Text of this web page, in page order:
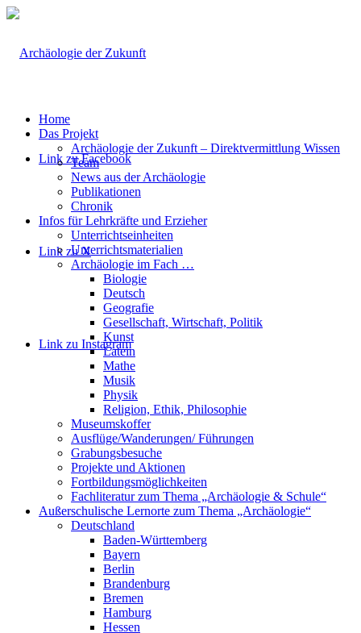
Link zu Facebook
Link zu X
Link zu Instagram
Home
Das Projekt
Archäologie der Zukunft – Direktvermittlung Wissen
Team
News aus der Archäologie
Publikationen
Chronik
Infos für Lehrkräfte und Erzieher
Unterrichtseinheiten
Unterrichtsmaterialien
Archäologie im Fach …
Biologie
Deutsch
Geografie
Gesellschaft, Wirtschaft, Politik
Kunst
Latein
Mathe
Musik
Physik
Religion, Ethik, Philosophie
Museumskoffer
Ausflüge/Wanderungen/ Führungen
Grabungsbesuche
Projekte und Aktionen
Fortbildungsmöglichkeiten
Fachliteratur zum Thema „Archäologie & Schule“
Außerschulische Lernorte zum Thema „Archäologie“
Deutschland
Baden-Württemberg
Bayern
Berlin
Brandenburg
Bremen
Hamburg
Hessen